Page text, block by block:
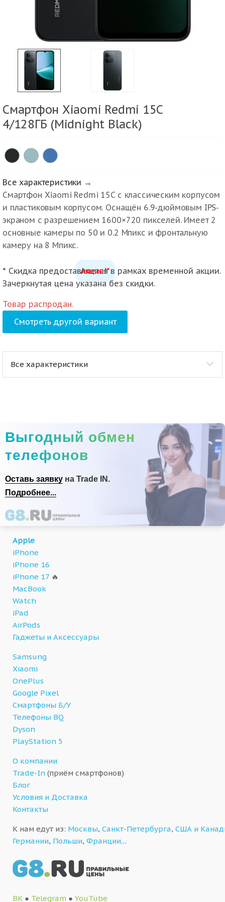
Смартфон Xiaomi Redmi 15C
4/128ГБ (Midnight Black)
Все характеристики →
Смартфон Xiaomi Redmi 15C с классическим корпусом
и пластиковым корпусом. Оснащён 6.9-дюймовым IPS-
экраном с разрешением 1600×720 пикселей. Имеет 2
основные камеры по 50 и 0.2 Мпикс и фронтальную
камеру на 8 Мпикс.
Акция!*
* Скидка предоставляется в рамках временной акции.
Зачеркнутая цена указана без скидки.
Товар распродан.
Смотреть другой вариант
Все характеристики
Выгодный обмен
телефонов
Оставь заявку на Trade IN.
Подробнее...
Apple
iPhone
iPhone 16
iPhone 17 🔥
MacBook
Watch
iPad
AirPods
Гаджеты и Аксессуары
Samsung
Xiaomi
OnePlus
Google Pixel
Смартфоны Б/У
Телефоны BQ
Dyson
PlayStation 5
О компании
Trade-In (приём смартфонов)
Блог
Условия и Доставка
Контакты
К нам едут из: Москвы, Санкт-Петербурга, США и
Германии, Польши, Франции…
ВК ● Telegram ● YouTube